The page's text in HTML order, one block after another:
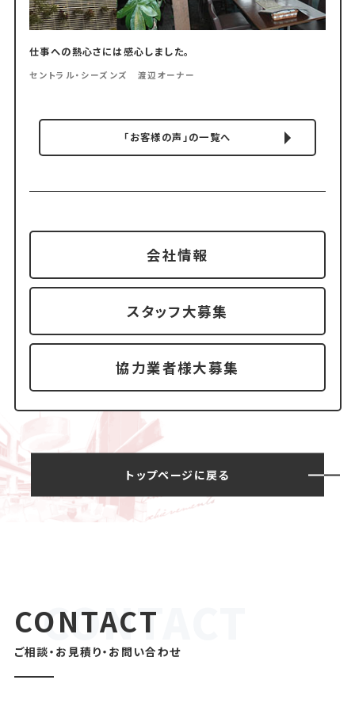
仕事への熱心さには感心しました。
セントラル・シーズンズ 渡辺オーナー
「お客様の声」の一覧へ
会社情報
スタッフ大募集
協力業者様大募集
トップページに戻る
CONTACT
ご相談・お見積り・お問い合わせ